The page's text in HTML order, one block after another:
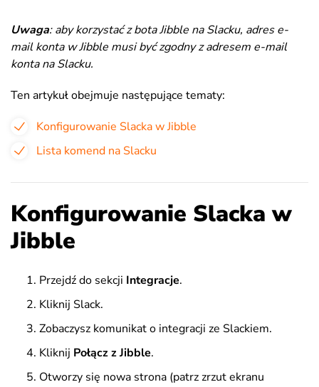
Uwaga: aby korzystać z bota Jibble na Slacku, adres e-
mail konta w Jibble musi być zgodny z adresem e-mail
konta na Slacku.
Ten artykuł obejmuje następujące tematy:
Konfigurowanie Slacka w Jibble
Lista komend na Slacku
Konfigurowanie Slacka w
Jibble
Przejdź do sekcji Integracje.
Kliknij Slack.
Zobaczysz komunikat o integracji ze Slackiem.
Kliknij Połącz z Jibble.
Otworzy się nowa strona (patrz zrzut ekranu